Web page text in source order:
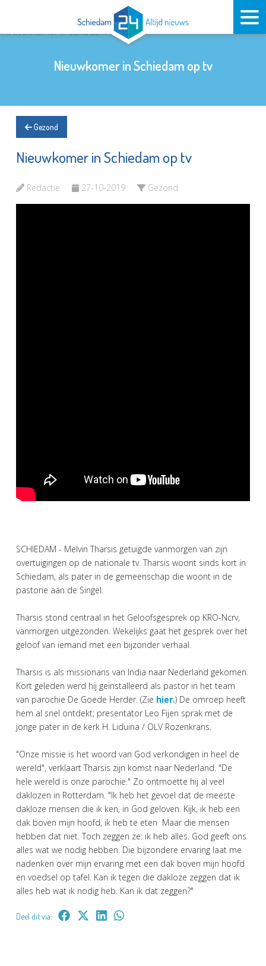
Nieuwkomer in Schiedam op tv
Gezond
Nieuwkomer in Schiedam op tv
Redactie 27-10-2019 Gezond
SCHIEDAM - Melvin Tharsis getuigde vanmorgen van zijn
overtuigingen op de nationale tv. Tharsis woont sinds kort in
Schiedam, als pater in de gemeenschap die woont in de
pastorie aan de Singel.
Tharsis stond centraal in het Geloofsgesprek op KRO-Ncrv,
vanmorgen uitgezonden. Wekelijks gaat het gesprek over het
geloof van iemand met een bijzonder verhaal.
Tharsis is als missionaris van India naar Nederland gekomen.
Kort geleden werd hij geïnstalleerd als pastor in het team
van parochie De Goede Herder. (Zie hier.) De omroep heeft
hem al snel ontdekt; presentator Leo Fijen sprak met de
jonge pater in de kerk H. Liduina / OLV Rozenkrans.
"Onze missie is het woord van God verkondigen in heel de
wereld", verklaart Tharsis zijn komst naar Nederland. "De
hele wereld is onze parochie." Zo ontmoette hij al veel
daklozen in Rotterdam. "Ik heb het gevoel dat de meeste
dakloze mensen die ik ken, in God geloven. Kijk, ik heb een
dak boven mijn hoofd, ik heb te eten Maar die mensen
hebben dat niet. Toch zeggen ze: ik heb alles. God geeft ons
alles wat we nodig hebben. Die bijzondere ervaring laat me
nadenken over mijn ervaring met een dak boven mijn hoofd
en voedsel op tafel. Kan ik tegen die dakloze zeggen dat ik
alles heb wat ik nodig heb. Kan ik dat zeggen?"
Deel dit via: